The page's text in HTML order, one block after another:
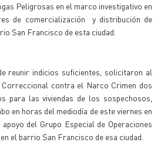
Peligrosas en el marco investigativo en
de comercialización y distribución de
San Francisco de esta ciudad.
reunir indicios suficientes, solicitaron al
contra el Narco Crimen dos
para las viviendas de los sospechosos,
en horas del mediodía de este viernes en
del Grupo Especial de Operaciones
el barrio San Francisco de esa ciudad.